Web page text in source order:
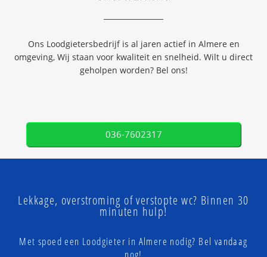
Ons Loodgietersbedrijf is al jaren actief in Almere en
omgeving, Wij staan voor kwaliteit en snelheid. Wilt u direct
geholpen worden? Bel ons!
036-7602317
Lekkage, overstroming of verstopte wc? Binnen 30
minuten hulp!
Met spoed een Loodgieter in Almere nodig? Bel vandaag